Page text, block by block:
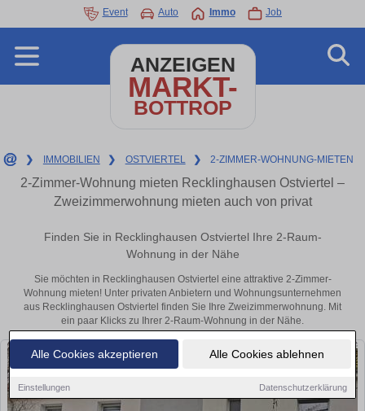
Alle Cookies akzeptieren Alle Cookies ablehnen
Einstellungen Datenschutzerklärung
Event Auto Immo Job
ANZEIGEN
MARKT-
BOTTROP
❯ IMMOBILIEN ❯ OSTVIERTEL ❯ 2-ZIMMER-WOHNUNG-MIETEN
2-Zimmer-Wohnung mieten Recklinghausen Ostviertel –
Zweizimmerwohnung mieten auch von privat
Finden Sie in Recklinghausen Ostviertel Ihre 2-Raum-
Wohnung in der Nähe
Sie möchten in Recklinghausen Ostviertel eine attraktive 2-Zimmer-
Wohnung mieten! Unter privaten Anbietern und Wohnungsunternehmen
aus Recklinghausen Ostviertel finden Sie Ihre Zweizimmerwohnung. Mit
ein paar Klicks zu Ihrer 2-Raum-Wohnung in der Nähe.